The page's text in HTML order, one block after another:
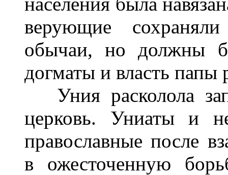
верующие
обычаи, но должны
догматы и власть папы
Уния расколола
церковь. Униаты и
православные после
в ожесточенную